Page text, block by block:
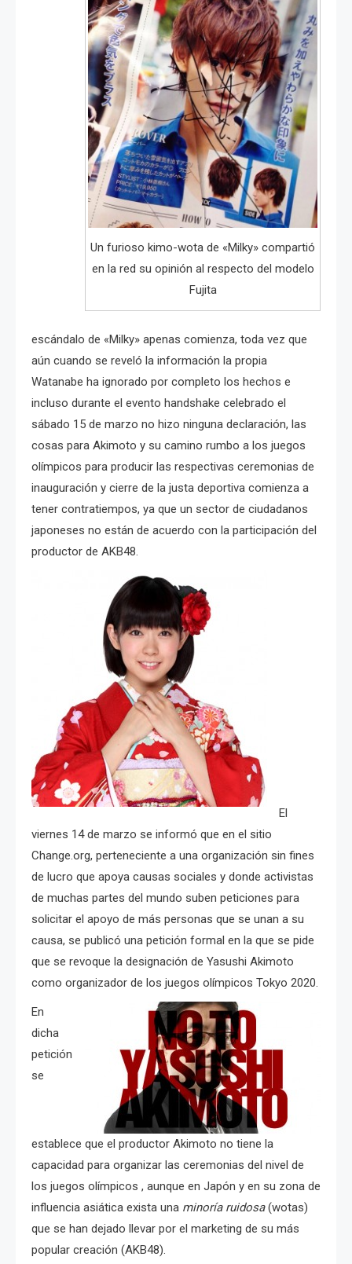
Un furioso kimo-wota de «Milky» compartió
en la red su opinión al respecto del modelo
Fujita
escándalo de «Milky» apenas comienza, toda vez que
aún cuando se reveló la información la propia
Watanabe ha ignorado por completo los hechos e
incluso durante el evento handshake celebrado el
sábado 15 de marzo no hizo ninguna declaración, las
cosas para Akimoto y su camino rumbo a los juegos
olímpicos para producir las respectivas ceremonias de
inauguración y cierre de la justa deportiva comienza a
tener contratiempos, ya que un sector de ciudadanos
japoneses no están de acuerdo con la participación del
productor de AKB48.
El
viernes 14 de marzo se informó que en el sitio
Change.org, perteneciente a una organización sin fines
de lucro que apoya causas sociales y donde activistas
de muchas partes del mundo suben peticiones para
solicitar el apoyo de más personas que se unan a su
causa, se publicó una petición formal en la que se pide
que se revoque la designación de Yasushi Akimoto
como organizador de los juegos olímpicos Tokyo 2020.
En
dicha
petición
se
establece que el productor Akimoto no tiene la
capacidad para organizar las ceremonias del nivel de
los juegos olímpicos , aunque en Japón y en su zona de
influencia asiática exista una minoría ruidosa(wotas)
que se han dejado llevar por el marketing de su más
popular creación (AKB48).